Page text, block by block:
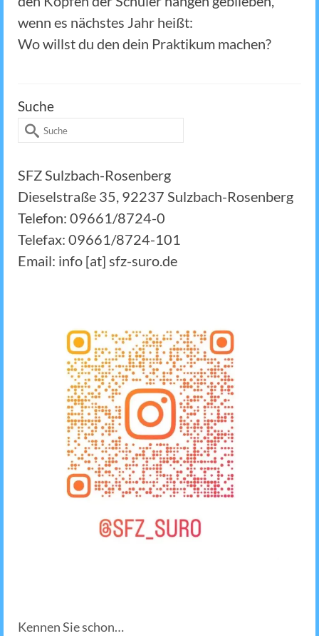
wenn es nächstes Jahr heißt:
Wo willst du den dein Praktikum machen?
Suche
Suche
SFZ Sulzbach-Rosenberg
Dieselstraße 35, 92237 Sulzbach-Rosenberg
Telefon: 09661/8724-0
Telefax: 09661/8724-101
Email: info [at] sfz-suro.de
Kennen Sie schon…